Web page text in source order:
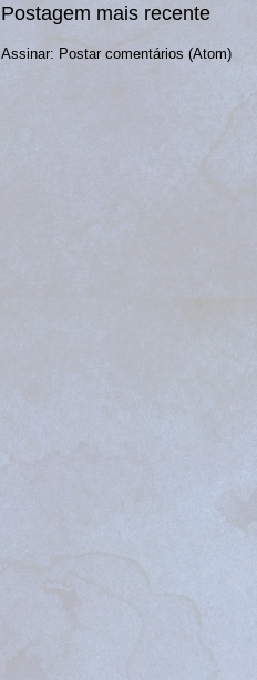
Postagem mais recente
Assinar: Postar comentários (Atom)